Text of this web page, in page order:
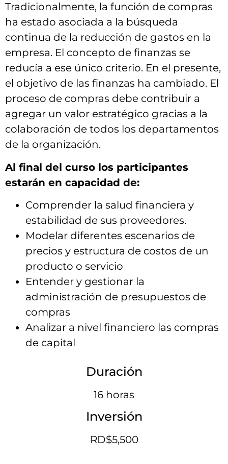
para
Tradicionalmente, la función de compras
ha estado asociada a la búsqueda
continua de la reducción de gastos en la
empresa. El concepto de finanzas se
reducía a ese único criterio. En el presente,
el objetivo de las finanzas ha cambiado. El
proceso de compras debe contribuir a
agregar un valor estratégico gracias a la
colaboración de todos los departamentos
de la organización.
Al final del curso los participantes
estarán en capacidad de:
Comprender la salud financiera y
estabilidad de sus proveedores.
Modelar diferentes escenarios de
precios y estructura de costos de un
producto o servicio
Entender y gestionar la
administración de presupuestos de
compras
Analizar a nivel financiero las compras
de capital
Duración
16 horas
Inversión
RD$5,500